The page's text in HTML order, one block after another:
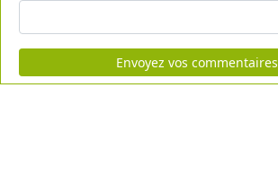
Envoyez vos commentaires